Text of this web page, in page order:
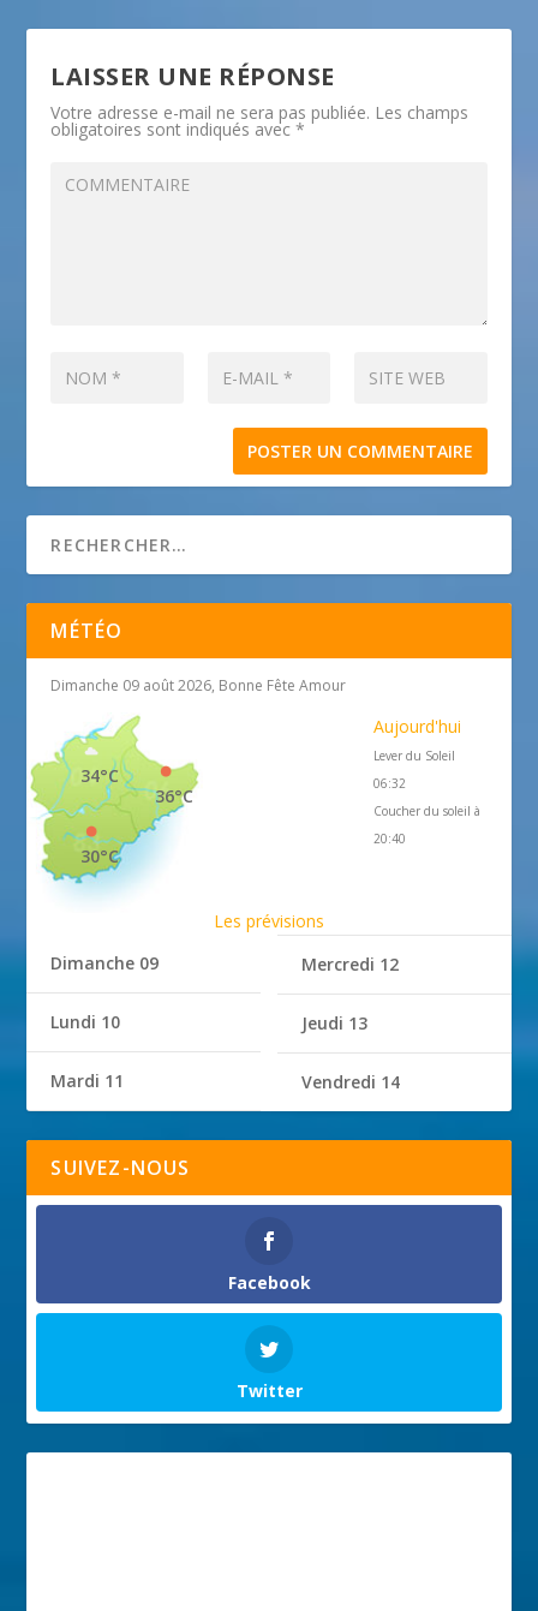
LAISSER UNE RÉPONSE
Votre adresse e-mail ne sera pas publiée. Les champs
obligatoires sont indiqués avec*
MÉTÉO
Dimanche 09 août 2026, Bonne Fête Amour
36°C
34°C
30°C
Aujourd'hui
Lever du Soleil
06:32
Coucher du soleil à
20:40
Les prévisions
Dimanche 09
Lundi 10
Mardi 11
Mercredi 12
Jeudi 13
Vendredi 14
SUIVEZ-NOUS
Facebook
Twitter